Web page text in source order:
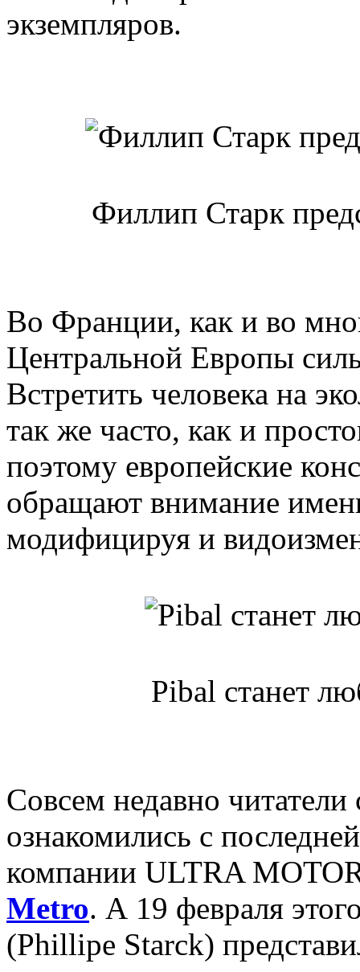
экземпляров.
Филлип Старк
Во Франции, как и во
Центральной Европы
Встретить человека на
так же часто, как и
поэтому европейские
обращают внимание
модифицируя и
Pibal станет
Совсем недавно читатели
ознакомились с
компании ULTRA
Metro. А 19 февраля
(Phillipe Starck)